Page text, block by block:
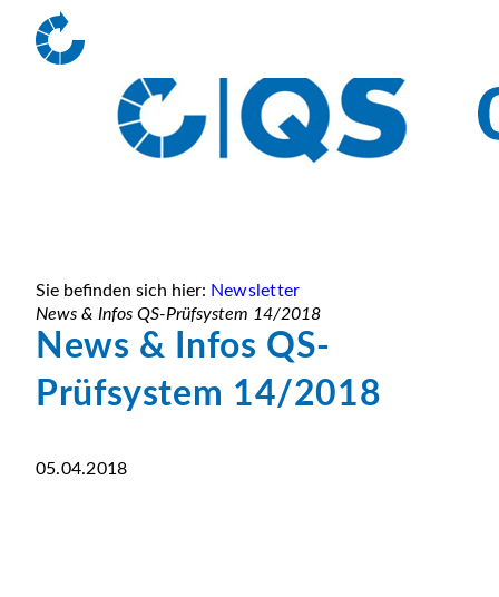
Sie befinden sich hier: Newsletter
News & Infos QS-Prüfsystem 14/2018
News & Infos QS-
Prüfsystem 14/2018
05.04.2018